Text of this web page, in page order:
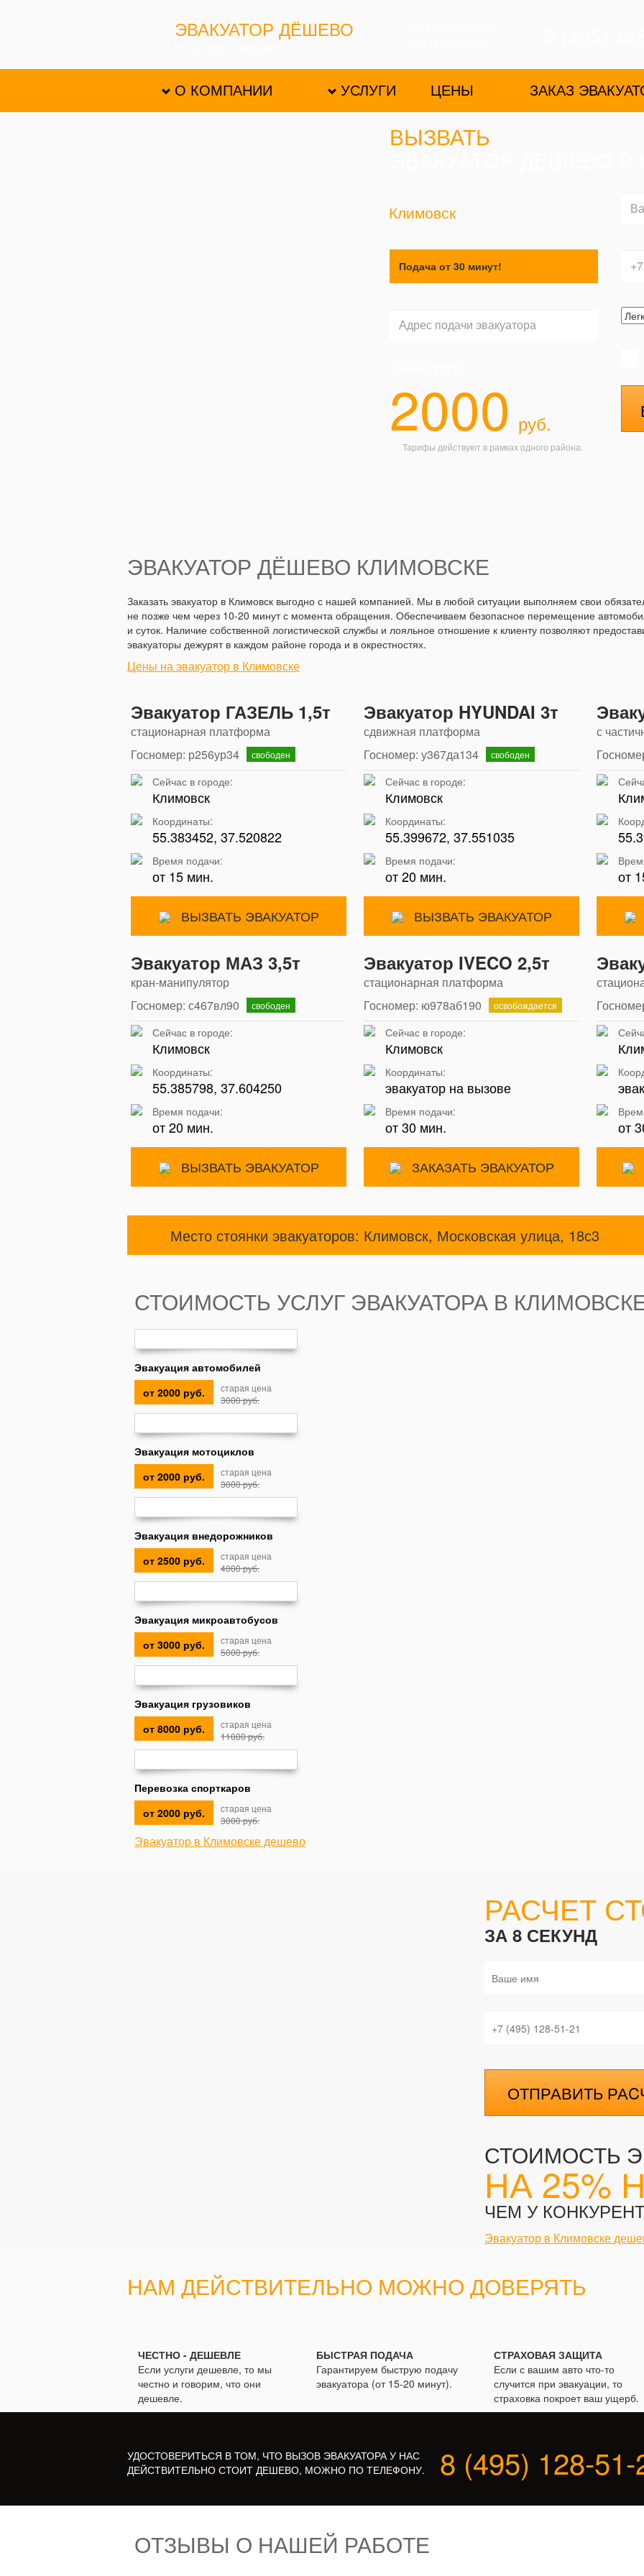
ЭВАКУАТОР ДЁШЕВО
О КОМПАНИИ УСЛУГИ ЦЕНЫ ЗАКАЗ
ВЫЗВАТЬ
Климовск
Подача от 30 минут!
2000 руб.
Тарифы действуют в рамках одного района.
ЭВАКУАТОР ДЁШЕВО КЛИМОВСКЕ
Заказать эвакуатор в Климовск выгодно с нашей компанией. Мы в любой ситуации выполняем свои
не позже чем через 10-20 минут с момента обращения. Обеспечиваем безопасное перемещение
и суток. Наличие собственной логистической службы и лояльное отношение к клиенту позволяют
эвакуаторы дежурят в каждом районе города и в окрестностях.
Цены на эвакуатор в Климовске
Эвакуатор ГАЗЕЛЬ 1,5т
стационарная платформа
Госномер: р256ур34
свободен
Сейчас в городе:
Климовск
Координаты:
55.383452, 37.520822
Время подачи:
от 15 мин.
ВЫЗВАТЬ ЭВАКУАТОР
Эвакуатор HYUNDAI 3т
сдвижная платформа
Госномер: у367да134
свободен
Сейчас в городе:
Климовск
Координаты:
55.399672, 37.551035
Время подачи:
от 20 мин.
ВЫЗВАТЬ ЭВАКУАТОР
с
от
Эвакуатор МАЗ 3,5т
кран-манипулятор
Госномер: с467вл90
свободен
Сейчас в городе:
Климовск
Координаты:
55.385798, 37.604250
Время подачи:
от 20 мин.
ВЫЗВАТЬ ЭВАКУАТОР
Эвакуатор IVECO 2,5т
стационарная платформа
Госномер: ю978аб190
освобождается
Сейчас в городе:
Климовск
Координаты:
эвакуатор на вызове
Время подачи:
от 30 мин.
ЗАКАЗАТЬ ЭВАКУАТОР
от
Место стоянки эвакуаторов: Климовск, Московская улица, 18с3
СТОИМОСТЬ УСЛУГ ЭВАКУАТОРА В
Эвакуация автомобилей
от 2000 руб.
старая цена
3000 руб.
Эвакуация мотоциклов
от 2000 руб.
старая цена
3000 руб.
Эвакуация внедорожников
от 2500 руб.
старая цена
4000 руб.
Эвакуация микроавтобусов
от 3000 руб.
старая цена
5000 руб.
Эвакуация грузовиков
от 8000 руб.
старая цена
11000 руб.
Перевозка спорткаров
от 2000 руб.
старая цена
3000 руб.
Эвакуатор в Климовске дешево
РАСЧЕТ
ЗА 8 СЕКУНД
ОТПРАВИТЬ
СТОИМОСТЬ
НА 25%
ЧЕМ У
Эвакуатор в Климовске
НАМ ДЕЙСТВИТЕЛЬНО МОЖНО ДОВЕРЯТЬ
ЧЕСТНО - ДЕШЕВЛЕ
Если услуги дешевле, то мы
честно и говорим, что они
дешевле.
БЫСТРАЯ ПОДАЧА
Гарантируем быструю подачу
эвакуатора (от 15-20 минут).
СТРАХОВАЯ ЗАЩИТА
Если с вашим авто что-то
случится при эвакуации, то
страховка покроет ваш ущерб.
УДОСТОВЕРИТЬСЯ В ТОМ, ЧТО ВЫЗОВ ЭВАКУАТОРА У НАС
ДЕЙСТВИТЕЛЬНО СТОИТ ДЕШЕВО, МОЖНО ПО ТЕЛЕФОНУ.
8 (495) 128-51-
ОТЗЫВЫ О НАШЕЙ РАБОТЕ